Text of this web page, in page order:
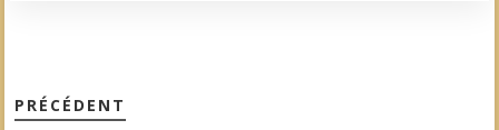
PRÉCÉDENT